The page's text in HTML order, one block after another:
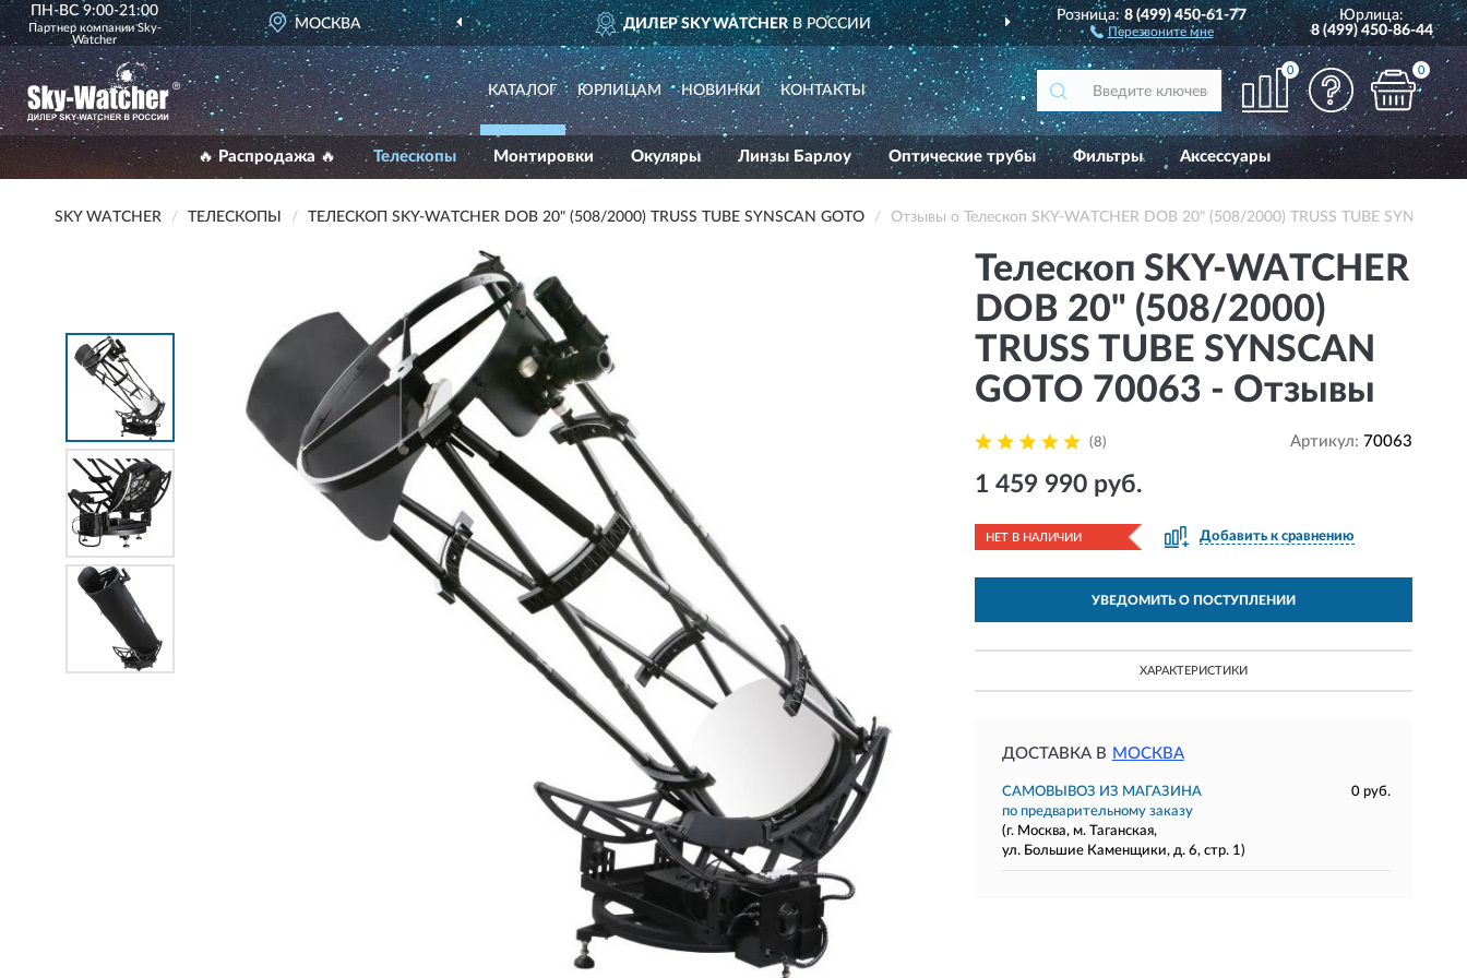
ПН-ВС 9:00-21:00
Партнер компанииSky-
Watcher
МОСКВА ДИЛЕР SKY WATCHERВ РОССИИ ДОСТАВИМПО ВСЕЙ РОССИИ
Розница:8 (499) 450-61-77
Перезвоните мне
Юрлица:
8 (499) 450-86-44
КАТАЛОГ ЮРЛИЦАМ НОВИНКИ КОНТАКТЫ
0 0
🔥 Распродажа 🔥 Телескопы Монтировки Окуляры Линзы Барлоу Оптические трубы Фильтры Аксессуары
SKY WATCHER ТЕЛЕСКОПЫ ТЕЛЕСКОП SKY-WATCHER DOB 20" (508/2000) TRUSS TUBE SYNSCAN GOTO Отзывы о Телескоп SKY-WATCHER DOB 20" (508/2000) TRUSS TUBE SYNSCAN
Телескоп SKY-WATCHER
DOB 20" (508/2000)
TRUSS TUBE SYNSCAN
GOTO 70063 - Отзывы
(8) Артикул: 70063
1 459 990 руб.
НЕТ В НАЛИЧИИ Добавить к сравнению
УВЕДОМИТЬ О ПОСТУПЛЕНИИ
ХАРАКТЕРИСТИКИ
ДОСТАВКА В МОСКВА
САМОВЫВОЗ ИЗ МАГАЗИНА
0 руб.
по предварительному заказу
(г. Москва, м. Таганская,
ул. Большие Каменщики, д. 6, стр. 1)